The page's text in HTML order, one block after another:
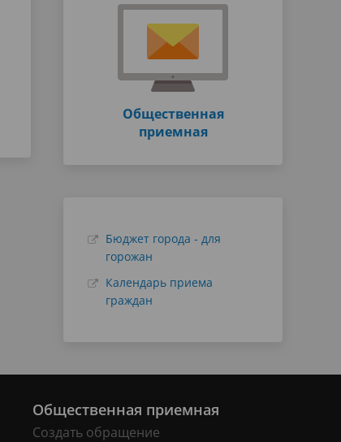
Общественная
приемная
Бюджет города - для
горожан
Календарь приема
граждан
Общественная приемная
Создать обращение